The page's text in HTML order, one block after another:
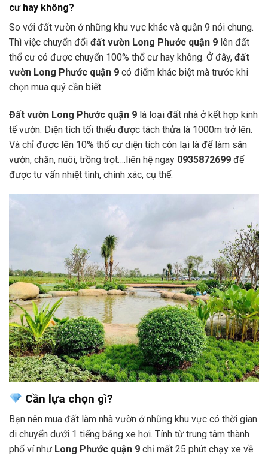
cư hay không?
So với đất vườn ở những khu vực khác và quận 9 nói chung.
Thì việc chuyển đổi đất vườn Long Phước quận 9 lên đất
thổ cư có được chuyển 100% thổ cư hay không. Ở đây, đất
vườn Long Phước quận 9 có điểm khác biệt mà trước khi
chọn mua quý cần biết.
Đất vườn Long Phước quận 9 là loại đất nhà ở kết hợp kinh
tế vườn. Diện tích tối thiểu được tách thửa là 1000m trở lên.
Và chỉ được lên 10% thổ cư diện tích còn lại là để làm sân
vườn, chăn, nuôi, trồng trọt….liên hệ ngay 0935872699 để
được tư vấn nhiệt tình, chính xác, cụ thể.
Cần lựa chọn gì?
Bạn nên mua đất làm nhà vườn ở những khu vực có thời gian
di chuyển dưới 1 tiếng bằng xe hơi. Tính từ trung tâm thành
phố ví như Long Phước quận 9 chỉ mất 25 phút chạy xe về